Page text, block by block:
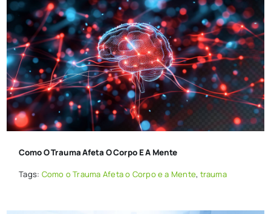
Como O Trauma Afeta O Corpo E A Mente
Tags: Como o Trauma Afeta o Corpo e a Mente, trauma